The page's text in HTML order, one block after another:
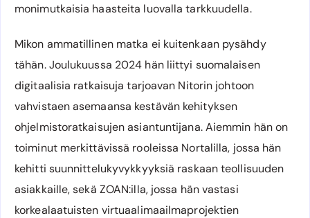
monimutkaisia haasteita luovalla tarkkuudella.
Mikon ammatillinen matka ei kuitenkaan pysähdy
tähän. Joulukuussa 2024 hän liittyi suomalaisen
digitaalisia ratkaisuja tarjoavan Nitorin johtoon
vahvistaen asemaansa kestävän kehityksen
ohjelmistoratkaisujen asiantuntijana. Aiemmin hän on
toiminut merkittävissä rooleissa Nortalilla, jossa hän
kehitti suunnittelukyvykkyyksiä raskaan teollisuuden
asiakkaille, sekä ZOAN:illa, jossa hän vastasi
korkealaatuisten virtuaalimaailmaprojektien